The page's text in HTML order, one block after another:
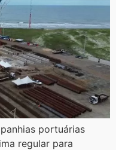
portuárias
regular para